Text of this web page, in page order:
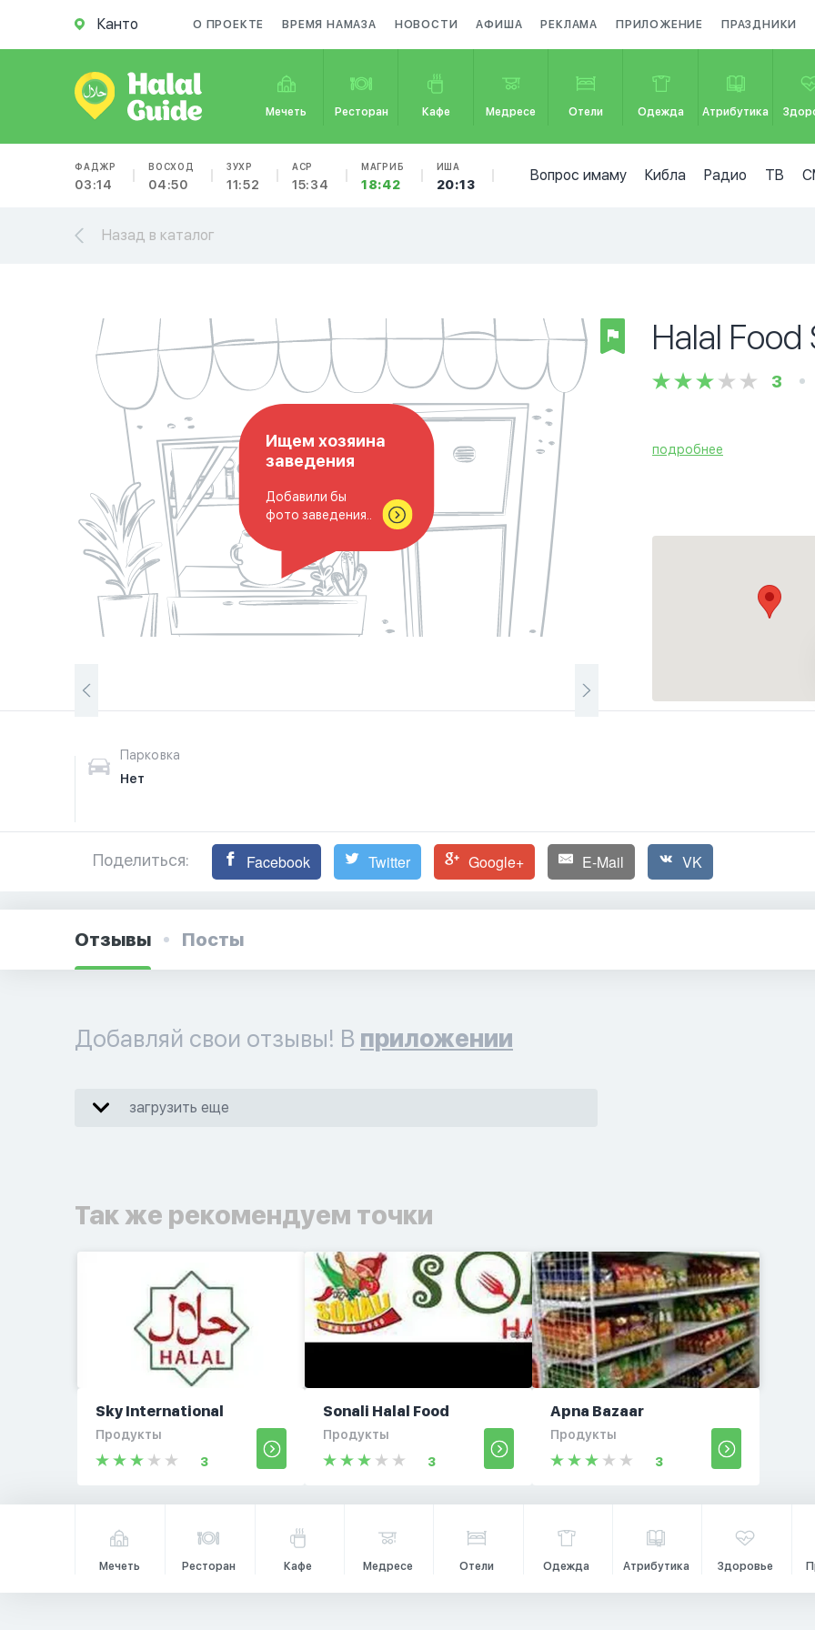
Канто О ПРОЕКТЕ ВРЕМЯ НАМАЗА НОВОСТИ АФИША РЕКЛАМА ПРИЛОЖЕНИЕ ПРАЗДНИКИ
Мечеть Ресторан Кафе Медресе Отели Одежда Атрибутика
ФАДЖР
03:14
ВОСХОД
04:50
ЗУХР
11:52
АСР
15:34
МАГРИБ
18:42
ИША
20:13
Вопрос имаму Кибла Радио ТВ
Назад в каталог
Ищем хозяина
заведения
Добавили бы
фото заведения..
Halal Food
3
подробнее
Парковка
Нет
Поделиться: Facebook Twitter Google+ E-Mail VK
Отзывы Посты
Добавляй свои отзывы! В приложении
загрузить еще
Так же рекомендуем точки
Sky International
Продукты
3
Sonali Halal Food
Продукты
3
Apna Bazaar
Продукты
3
Мечеть Ресторан Кафе Медресе Отели Одежда Атрибутика Здоровье